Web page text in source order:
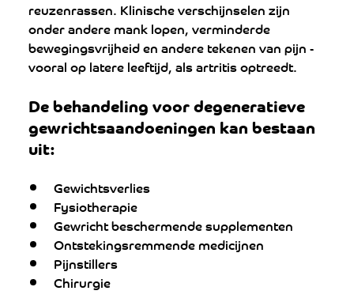
reuzenrassen. Klinische verschijnselen zijn
onder andere mank lopen, verminderde
bewegingsvrijheid en andere tekenen van pijn -
vooral op latere leeftijd, als artritis optreedt.
De behandeling voor degeneratieve
gewrichtsaandoeningen kan bestaan
uit:
Gewichtsverlies
Fysiotherapie
Gewricht beschermende supplementen
Ontstekingsremmende medicijnen
Pijnstillers
Chirurgie